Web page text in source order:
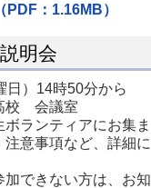
PDF：1.16MB）
明会
日）14時50分から
校 会議室
ボランティアにお集
注意事項など、詳細
できない方は、お知